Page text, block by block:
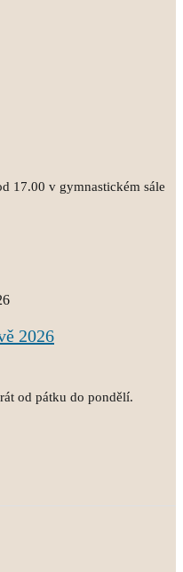
17.00 v gymnastickém sále
2026
od pátku do pondělí.